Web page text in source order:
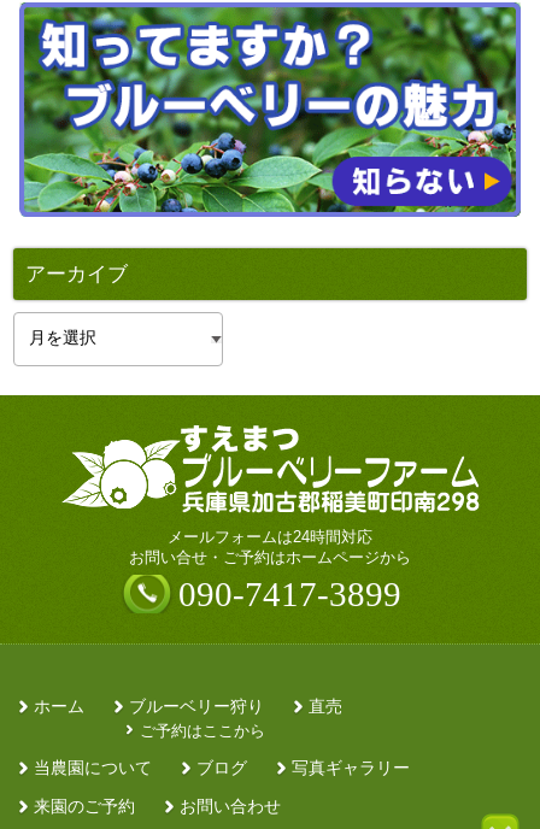
アーカイブ
イ
メールフォームは24時間対応
お問い合せ・ご予約はホームページから
090-7417-3899
ホーム
ブルーベリー狩り
ご予約はここから
直売
当農園について ブログ 写真ギャラリー
来園のご予約 お問い合わせ